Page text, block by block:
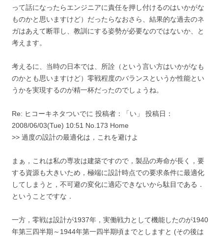
って話になったらエンジニアに責任を押し付けるのはいかがな
ものかと思いますけど）だったらなおさら、結果的な過去のネ
ガはあえて断罪し、教訓にする姿勢が必要なのではないか、と
考えます。
考えるに、当時の日本では、所詮（という言い方はいかがなも
のかとも思いますけど）零戦程度のバランスというか性能とい
うかを実現するのが精一杯だったのでしょうね。
Re: ヒコーキネタついでに 投稿者：「い」 投稿日：
2008/06/03(Tue) 10:51 No.173 Home
>> 過度の設計の最適化は，これを避けよ
まぁ，これは私の専攻は建築ですので，製品の寿命が長く，要
する資源も大きいため，極端に設計時点での要求条件に最適化
してしまうと，不可避の変化に適応できないから駄目である．
ということですな．
一方，零戦は設計が1937年，実働戦力として機能したのが1940
年第三四半期～1944年第一四半期頃までとしますと (その後は